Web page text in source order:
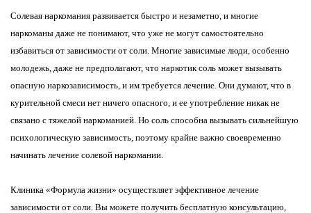
Солевая наркомания развивается быстро и незаметно, и многие
наркоманы даже не понимают, что уже не могут самостоятельно
избавиться от зависимости от соли. Многие зависимые люди, особенно
молодежь, даже не предполагают, что наркотик соль может вызывать
опасную наркозависимость, и им требуется лечение. Они думают, что в
курительной смеси нет ничего опасного, и ее употребление никак не
связано с тяжелой наркоманией. Но соль способна вызывать сильнейшую
психологическую зависимость, поэтому крайне важно своевременно
начинать лечение солевой наркомании.
Клиника «Формула жизни» осуществляет эффективное лечение
зависимости от соли. Вы можете получить бесплатную консультацию,